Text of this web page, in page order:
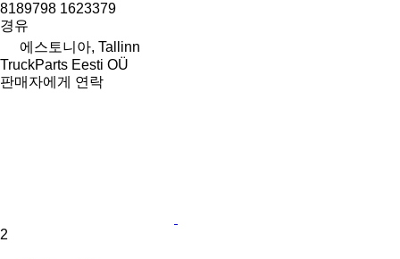
8189798 1623379
경유
에스토니아, Tallinn
TruckParts Eesti OÜ
판매자에게 연락
2